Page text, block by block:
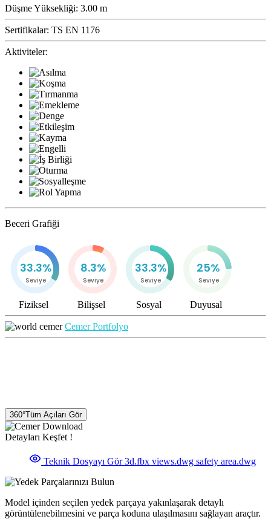
Düşme Yüksekliği: 3.00 m
Sertifikalar: TS EN 1176
Aktiviteler:
Beceri Grafiği
33.3%
Seviye
Fiziksel
8.3%
Seviye
Bilişsel
33.3%
Seviye
Sosyal
25%
Seviye
Duyusal
Cemer Portfolyo
360°Tüm Açıları Gör
Detayları Keşfet !
Teknik Dosyayı Gör3d.fbx views.dwg safety area.dwg
Model içinden seçilen yedek parçaya yakınlaşarak detaylı
görüntülenebilmesini ve parça koduna ulaşılmasını sağlayan araçtır.